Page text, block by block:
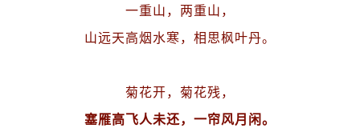
一重山，两重山，
山远天高烟水寒，相思枫叶丹。
菊花开，菊花残，
塞雁高飞人未还，一帘风月闲。